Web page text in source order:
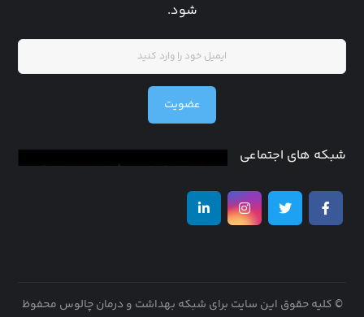
شود.
عضویت
شبکه های اجتماعی
© کلیه حقوق این سایت برای شبکه بهداشت و درمان چالوس محفوظ